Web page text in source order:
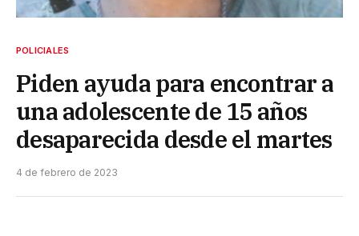
POLICIALES
Piden ayuda para encontrar a
una adolescente de 15 años
desaparecida desde el martes
4 de febrero de 2023